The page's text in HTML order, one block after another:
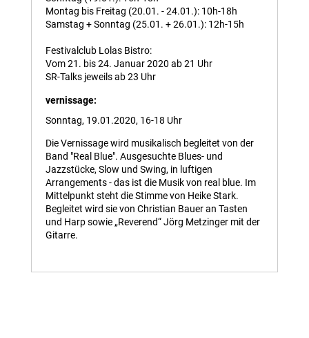
Montag bis Freitag (20.01. - 24.01.): 10h-18h
Samstag + Sonntag (25.01. + 26.01.): 12h-15h
Festivalclub Lolas Bistro:
Vom 21. bis 24. Januar 2020 ab 21 Uhr
SR-Talks jeweils ab 23 Uhr
vernissage:
Sonntag, 19.01.2020, 16-18 Uhr
Die Vernissage wird musikalisch begleitet von der
Band "Real Blue". Ausgesuchte Blues- und
Jazzstücke, Slow und Swing, in luftigen
Arrangements - das ist die Musik von real blue. Im
Mittelpunkt steht die Stimme von Heike Stark.
Begleitet wird sie von Christian Bauer an Tasten
und Harp sowie „Reverend“ Jörg Metzinger mit der
Gitarre.